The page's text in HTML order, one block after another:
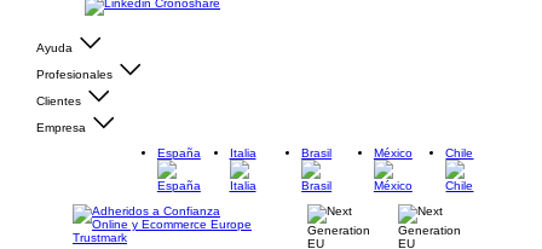
Ayuda
Profesionales
Clientes
Empresa
España
Italia Brasil México Chile